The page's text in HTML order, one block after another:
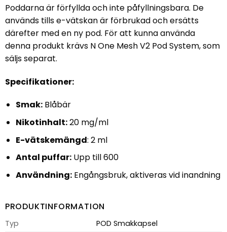
Poddarna är förfyllda och inte påfyllningsbara. De
används tills e-vätskan är förbrukad och ersätts
därefter med en ny pod. För att kunna använda
denna produkt krävs N One Mesh V2 Pod System, som
säljs separat.
Specifikationer:
Smak:Blåbär
Nikotinhalt:20 mg/ml
E-vätskemängd: 2 ml
Antal puffar:Upp till 600
Användning:Engångsbruk, aktiveras vid inandning
PRODUKTINFORMATION
Typ
POD Smakkapsel